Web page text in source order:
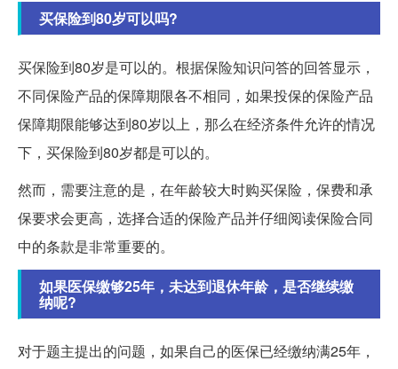
买保险到80岁可以吗?
买保险到80岁是可以的。根据保险知识问答的回答显示，
不同保险产品的保障期限各不相同，如果投保的保险产品
保障期限能够达到80岁以上，那么在经济条件允许的情况
下，买保险到80岁都是可以的。
然而，需要注意的是，在年龄较大时购买保险，保费和承
保要求会更高，选择合适的保险产品并仔细阅读保险合同
中的条款是非常重要的。
如果医保缴够25年，未达到退休年龄，是否继续缴
纳呢?
对于题主提出的问题，如果自己的医保已经缴纳满25年，